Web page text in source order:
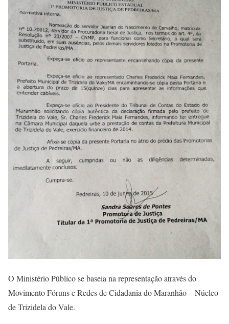
O Ministério Público se baseia na representação através do
Movimento Fóruns e Redes de Cidadania do Maranhão – Núcleo
de Trizidela do Vale.